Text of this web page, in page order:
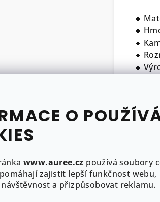
O
www.auree.cz používá soubory
zajistit lepší funkčnost webu,
a přizpůsobovat reklamu.
🔸
🔸
🔸
🔸
🔸
🔸